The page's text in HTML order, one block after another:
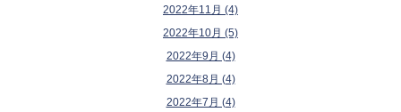
2022年11月 (4)
2022年10月 (5)
2022年9月 (4)
2022年8月 (4)
2022年7月 (4)